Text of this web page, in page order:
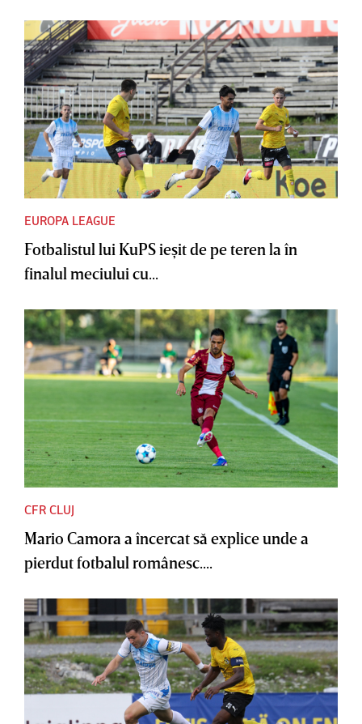
EUROPA LEAGUE
Fotbalistul lui KuPS ieşit de pe teren la în
finalul meciului cu...
CFR CLUJ
Mario Camora a încercat să explice unde a
pierdut fotbalul românesc....